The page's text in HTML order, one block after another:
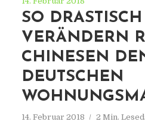
SO DRASTISCH
VERÄNDERN
CHINESEN
DEUTSCHEN
14. Februar 2018 2 Min.